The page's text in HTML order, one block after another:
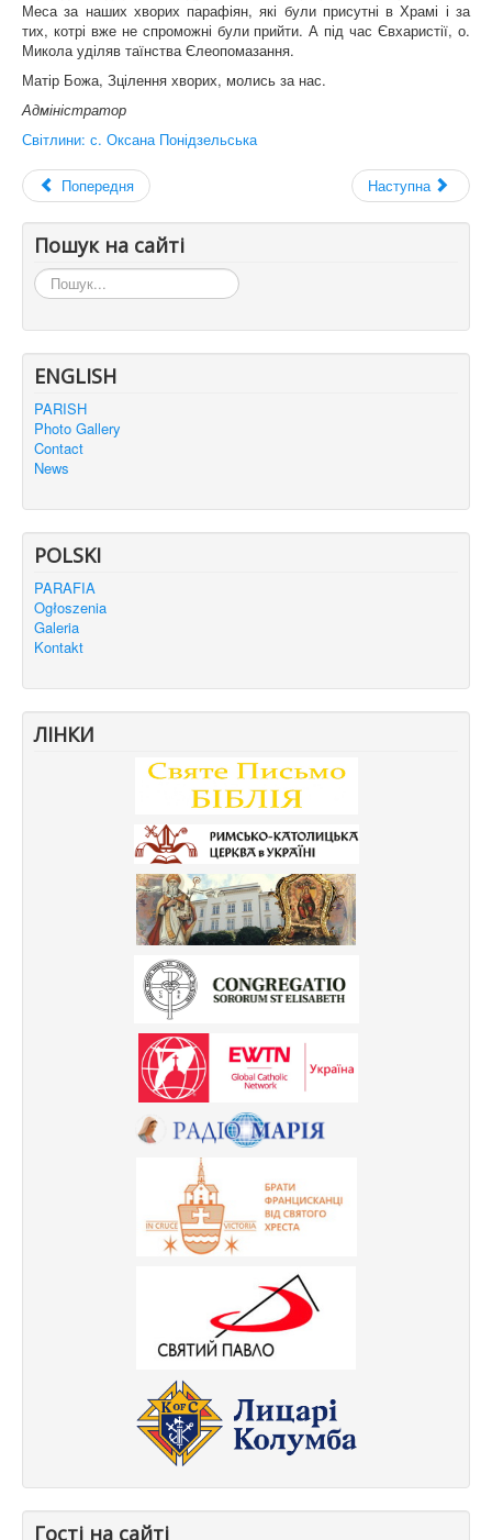
Меса за наших хворих парафіян, які були присутні в Храмі і за
тих, котрі вже не спроможні були прийти. А під час Євхаристії, о.
Микола уділяв таїнства Єлеопомазання.
Матір Божа, Зцілення хворих, молись за нас.
Адміністратор
Світлини: с. Оксана Понідзельська
Попередня Наступна
Пошук на сайті
Пошук...
ENGLISH
PARISH
Photo Gallery
Contact
News
POLSKI
PARAFIA
Ogłoszenia
Galeria
Kontakt
ЛІНКИ
Гості на сайті